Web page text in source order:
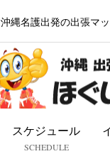
沖縄名護出発の出張マ
スケジュール
SCHEDULE